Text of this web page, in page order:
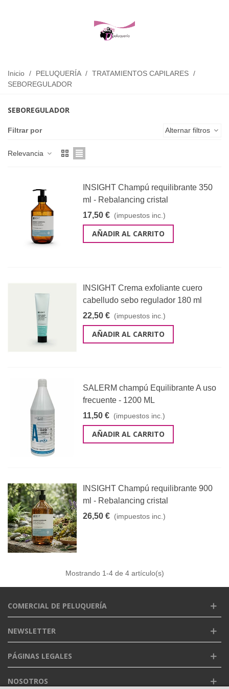
Inicio / PELUQUERÍA / TRATAMIENTOS CAPILARES /
SEBOREGULADOR
SEBOREGULADOR
Filtrar por Alternar filtros
Relevancia
INSIGHT Champú requilibrante 350
ml - Rebalancing cristal
17,50 € (impuestos inc.)
AÑADIR AL CARRITO
INSIGHT Crema exfoliante cuero
cabelludo sebo regulador 180 ml
22,50 € (impuestos inc.)
AÑADIR AL CARRITO
SALERM champú Equilibrante A uso
frecuente - 1200 ML
11,50 € (impuestos inc.)
AÑADIR AL CARRITO
INSIGHT Champú requilibrante 900
ml - Rebalancing cristal
26,50 € (impuestos inc.)
Mostrando 1-4 de 4 artículo(s)
COMERCIAL DE PELUQUERÍA
NEWSLETTER
PÁGINAS LEGALES
NOSOTROS